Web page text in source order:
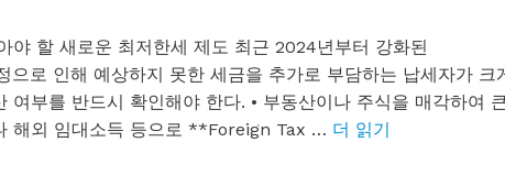
할 새로운 최저한세 제도 최근 2024년부터 강화된
로 인해 예상하지 못한 세금을 추가로 부담하는 납세자가 크
부를 반드시 확인해야 한다. • 부동산이나 주식을 매각하여
해외 임대소득 등으로 **Foreign Tax … 더 읽기